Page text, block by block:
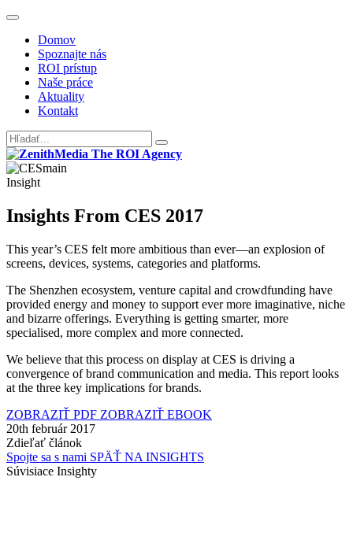
Domov
Spoznajte nás
ROI prístup
Naše práce
Aktuality
Kontakt
Insight
Insights From CES 2017
This year’s CES felt more ambitious than ever—an explosion of
screens, devices, systems, categories and platforms.
The Shenzhen ecosystem, venture capital and crowdfunding have
provided energy and money to support ever more imaginative, niche
and bizarre offerings. Everything is getting smarter, more
specialised, more complex and more connected.
We believe that this process on display at CES is driving a
convergence of brand communication and media. This report looks
at the three key implications for brands.
ZOBRAZIŤ PDF ZOBRAZIŤ EBOOK
20th február 2017
Zdieľať článok
Spojte sa s nami SPÄŤ NA INSIGHTS
Súvisiace Insighty